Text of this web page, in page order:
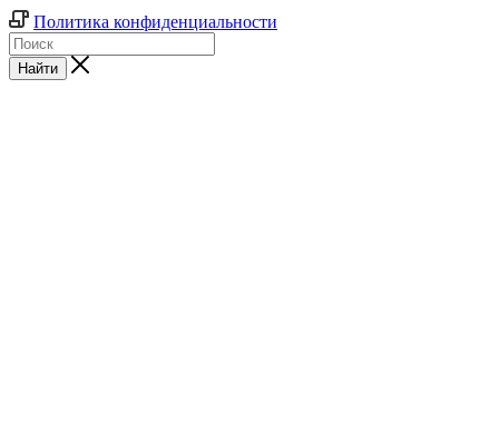
Политика конфиденциальности
Найти